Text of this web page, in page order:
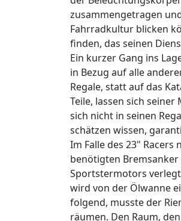
zusammengetragen
Fahrradkultur blicken
finden, das seinen
Ein kurzer Gang ins
in Bezug auf alle
Regale, statt auf das
Teile, lassen sich
sich nicht in seinen
schätzen wissen,
Im Falle des 23"
benötigten
Sportstermotors
wird von der Ölwanne
folgend, musste der
räumen. Den Raum,